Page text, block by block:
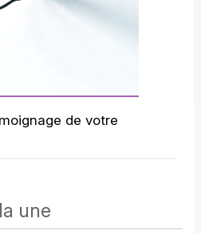
de votre
une